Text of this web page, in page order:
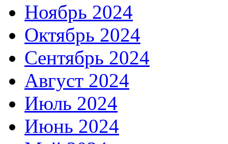
Ноябрь 2024
Октябрь 2024
Сентябрь 2024
Август 2024
Июль 2024
Июнь 2024